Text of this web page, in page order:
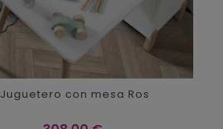
Juguetero con mesa Ros